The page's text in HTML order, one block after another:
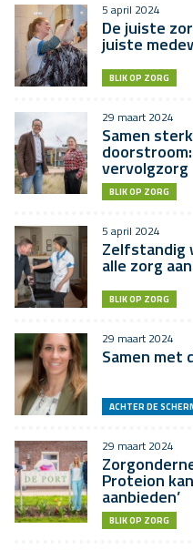
5 april 2024
De juiste
juiste
BLIK OP ZORG
29 maart 2024
Samen
vervolgzorg
BLIK OP ZORG
5 april 2024
Zelfstandig
alle zorg
BLIK OP ZORG
29 maart 2024
Samen met
ACHTER DE
29 maart 2024
Proteion
aanbieden’
BLIK OP ZORG